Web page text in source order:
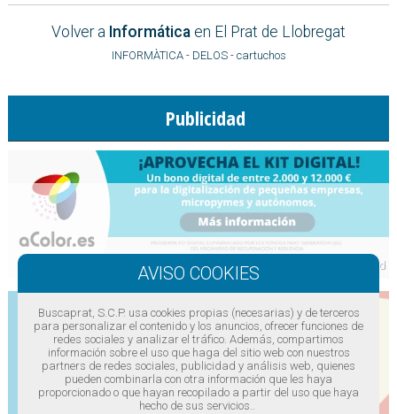
Volver a Informática en El Prat de Llobregat
INFORMÀTICA- DELOS- cartuchos
Publicidad
Buscaprat, S.C.P. usa cookies propias (necesarias) y de terceros
para personalizar el contenido y los anuncios, ofrecer funciones de
redes sociales y analizar el tráfico. Además, compartimos
información sobre el uso que haga del sitio web con nuestros
partners de redes sociales, publicidad y análisis web, quienes
pueden combinarla con otra información que les haya
proporcionado o que hayan recopilado a partir del uso que haya
hecho de sus servicios..